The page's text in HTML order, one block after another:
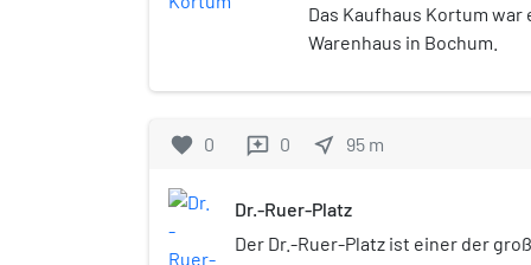
Das Kaufhaus Kortum
Warenhaus in Bochum.
favorite 0 reviews 0 near_me 95 m
Dr.-Ruer-Platz
Der Dr.-Ruer-Platz ist einer der